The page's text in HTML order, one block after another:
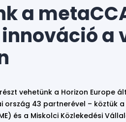
a
a
vehetünk a Horizon Europe
ország 43 partnerével – köztük
és a Miskolci Közlekedési